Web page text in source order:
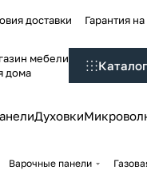
доставки Гарантия
мебели
дома
Каталог
Духовки
Варочные панели